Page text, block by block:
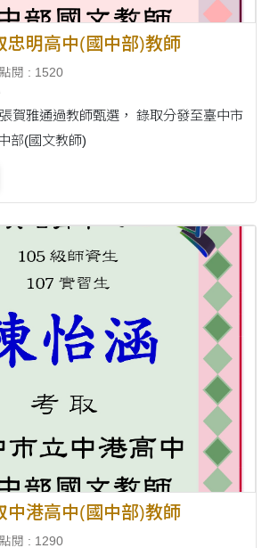
忠明高中(國中部)教師
點閱 : 1520
部(國文教師)
中港高中(國中部)教師
點閱 : 1290